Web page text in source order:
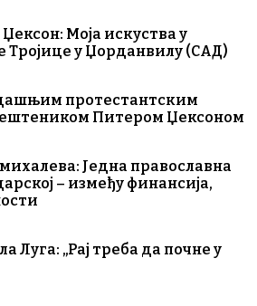
Моја искуства у
Тројице у Џорданвилу (САД)
протестантским
Питером Џексоном
Једна православна
– између финансија,
Луга: „Рај треба да почне у